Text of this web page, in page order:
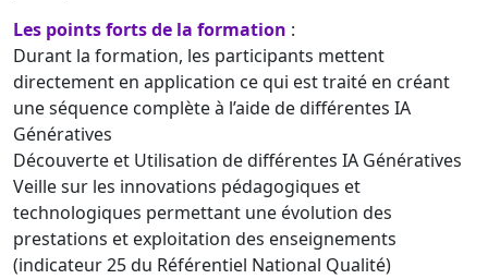
Les points forts de la formation :
Durant la formation, les participants mettent
directement en application ce qui est traité en créant
une séquence complète à l’aide de différentes IA
Génératives
Découverte et Utilisation de différentes IA Génératives
Veille sur les innovations pédagogiques et
technologiques permettant une évolution des
prestations et exploitation des enseignements
(indicateur 25 du Référentiel National Qualité)